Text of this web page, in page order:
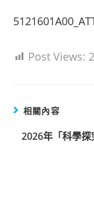
Post Views:
相關內容
2026年「科學